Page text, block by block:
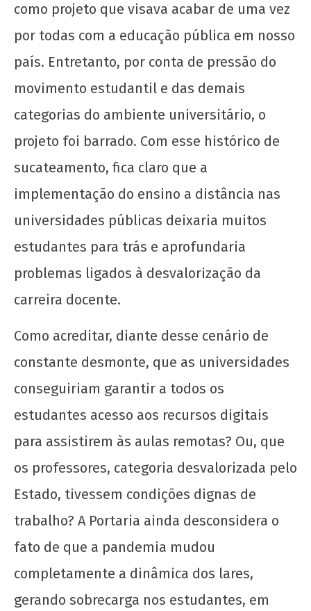
como projeto que visava acabar de uma vez
por todas com a educação pública em nosso
país. Entretanto, por conta de pressão do
movimento estudantil e das demais
categorias do ambiente universitário, o
projeto foi barrado. Com esse histórico de
sucateamento, fica claro que a
implementação do ensino a distância nas
universidades públicas deixaria muitos
estudantes para trás e aprofundaria
problemas ligados à desvalorização da
carreira docente.
Como acreditar, diante desse cenário de
constante desmonte, que as universidades
conseguiriam garantir a todos os
estudantes acesso aos recursos digitais
para assistirem às aulas remotas? Ou, que
os professores, categoria desvalorizada pelo
Estado, tivessem condições dignas de
trabalho? A Portaria ainda desconsidera o
fato de que a pandemia mudou
completamente a dinâmica dos lares,
gerando sobrecarga nos estudantes, em